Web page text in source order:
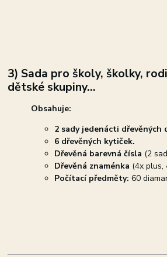
3) Sada pro školy, školky,
dětské skupiny...
Obsahuje:
2 sady jedenácti dřevěných
6 dřevěných kytiček.
Dřevěná barevná čísla (2
Dřevěná znaménka (4x plus,
Počítací předměty:60